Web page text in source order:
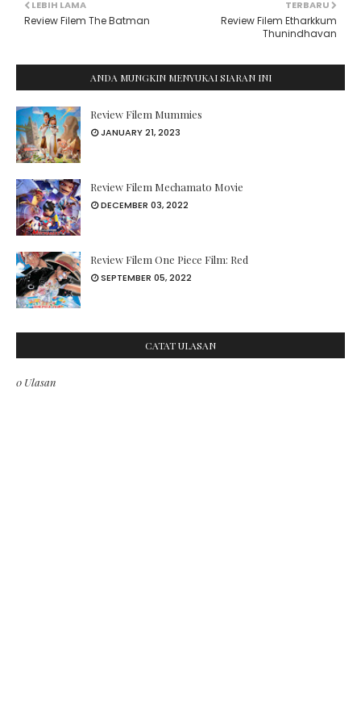
TERBARU
Review Filem Etharkkum
Thunindhavan
LEBIH LAMA
Review Filem The Batman
ANDA MUNGKIN MENYUKAI SIARAN INI
Review Filem Mummies
JANUARY 21, 2023
Review Filem Mechamato Movie
DECEMBER 03, 2022
Review Filem One Piece Film: Red
SEPTEMBER 05, 2022
CATAT ULASAN
0 Ulasan